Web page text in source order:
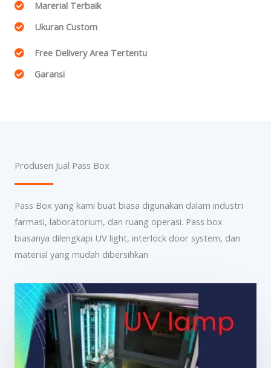
Marerial Terbaik
Ukuran Custom
Free Delivery Area Tertentu
Garansi
Produsen Jual Pass Box
Pass Box yang kami buat biasa digunakan dalam industri
farmasi, laboratorium, dan ruang operasi. Pass box
biasanya dilengkapi UV light, interlock door system, dan
material yang mudah dibersihkan